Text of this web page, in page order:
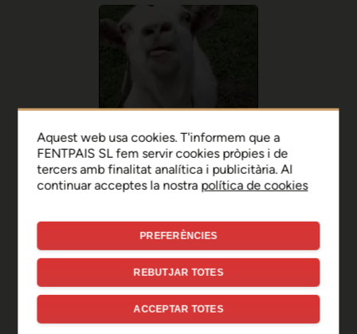
Ep, disculpa!
Sembla que hi ha hagut un
error de connexió temporal
Aquest web usa cookies. T'informem que a
FENTPAIS SL fem servir cookies pròpies i de
tercers amb finalitat analítica i publicitària. Al
continuar acceptes la nostra política de cookies
PREFERÈNCIES
REBUTJAR TOTES
ACCEPTAR TOTES